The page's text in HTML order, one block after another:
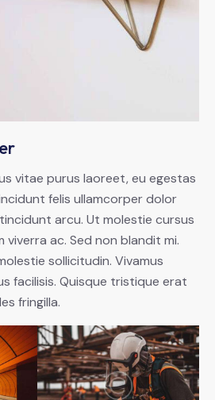
vitae purus laoreet, eu egestas
felis ullamcorper dolor
arcu. Ut molestie cursus
viverra ac. Sed non blandit mi.
sollicitudin. Vivamus
facilisis. Quisque tristique erat
fringilla.